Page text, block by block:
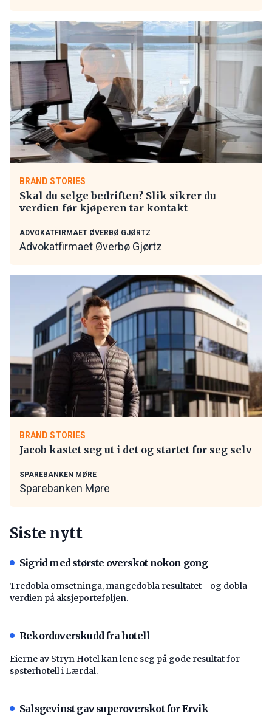
BRAND STORIES
Skal du selge bedriften? Slik sikrer du
verdien før kjøperen tar kontakt
ADVOKATFIRMAET ØVERBØ GJØRTZ
Advokatfirmaet Øverbø Gjørtz
BRAND STORIES
Jacob kastet seg ut i det og startet for seg selv
SPAREBANKEN MØRE
Sparebanken Møre
Siste nytt
Sigrid med største overskot nokon gong
Tredobla omsetninga, mangedobla resultatet - og dobla
verdien på aksjeporteføljen.
Rekordoverskudd fra hotell
Eierne av Stryn Hotel kan lene seg på gode resultat for
søsterhotell i Lærdal.
Salsgevinst gav superoverskot for Ervik